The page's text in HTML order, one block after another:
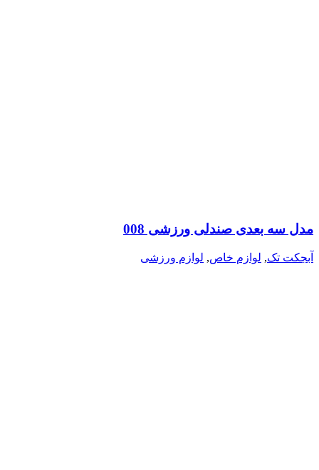
مدل سه بعدی صندلی ورزشی 008
آبجکت تک, لوازم خاص, لوازم ورزشی